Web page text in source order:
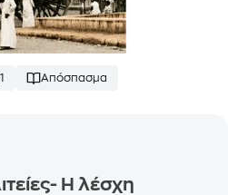
1 Απόσπασμα
Η λέσχη